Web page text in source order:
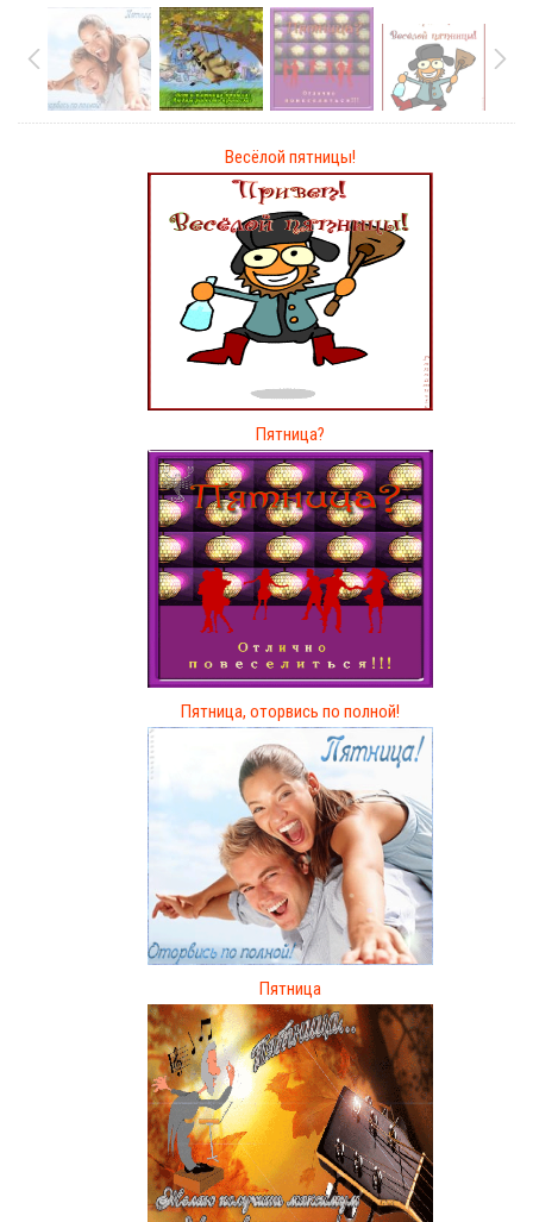
Весёлой пятницы!
Пятница?
Пятница, оторвись по полной!
Пятница